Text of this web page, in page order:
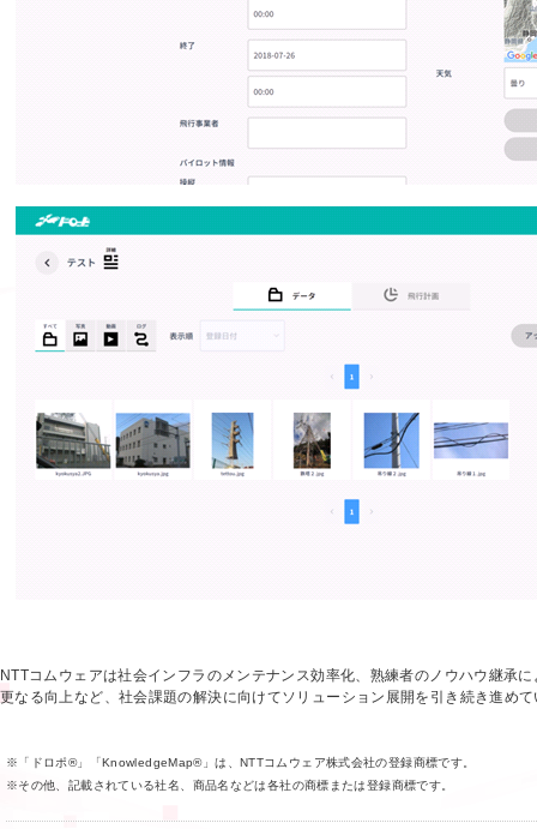
NTTコムウェアは社会インフラのメンテナンス効率化、熟練者のノウハウ継承
更なる向上など、社会課題の解決に向けてソリューション展開を引き続き進め
※「ドロポ®」「KnowledgeMap®」は、NTTコムウェア株式会社の登録商標です。
※その他、記載されている社名、商品名などは各社の商標または登録商標です。